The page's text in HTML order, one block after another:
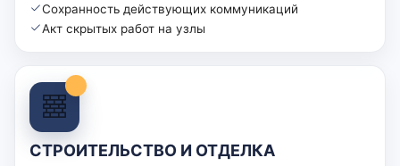
Сохранность действующих коммуникаций
Акт скрытых работ на узлы
СТРОИТЕЛЬСТВО И ОТДЕЛКА